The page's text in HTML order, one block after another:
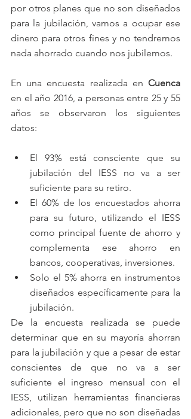
por otros planes que no son diseñados
para la jubilación, vamos a ocupar ese
dinero para otros fines y no tendremos
nada ahorrado cuando nos jubilemos.
En una encuesta realizada en
en el año 2016, a personas entre 25 y 55
años se observaron los siguientes
datos:
El 93% está consciente que su
jubilación del IESS no va a ser
suficiente para su retiro.
El 60% de los encuestados ahorra
para su futuro, utilizando el IESS
como principal fuente de ahorro y
complementa ese ahorro en
Solo el 5% ahorra en instrumentos
diseñados específicamente para la
jubilación.
De la encuesta realizada se puede
determinar que en su mayoría ahorran
para la jubilación y que a pesar de estar
conscientes de que no va a ser
suficiente el ingreso mensual con el
IESS, utilizan herramientas financieras
adicionales, pero que no son diseñadas